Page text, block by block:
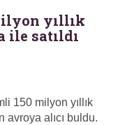
yıllık
ile satıldı
150 milyon yıllık
avroya alıcı buldu.